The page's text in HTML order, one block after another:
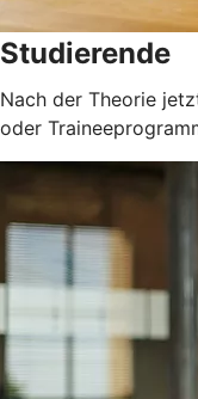
Studierende
Nach der Theorie
oder